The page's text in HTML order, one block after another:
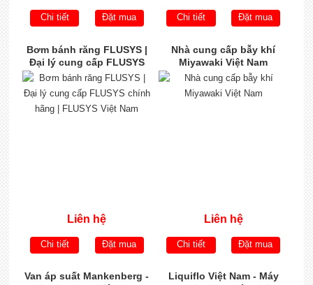
Chi tiết Đặt mua Chi tiết Đặt mua
Bơm bánh răng FLUSYS |
Đại lý cung cấp FLUSYS
chính hãng | FLUSYS Việt
Nam
Liên hệ
Chi tiết Đặt mua
Nhà cung cấp bẫy khí
Miyawaki Việt Nam
Liên hệ
Chi tiết Đặt mua
Van áp suất Mankenberg -
Liquiflo Việt Nam - Máy